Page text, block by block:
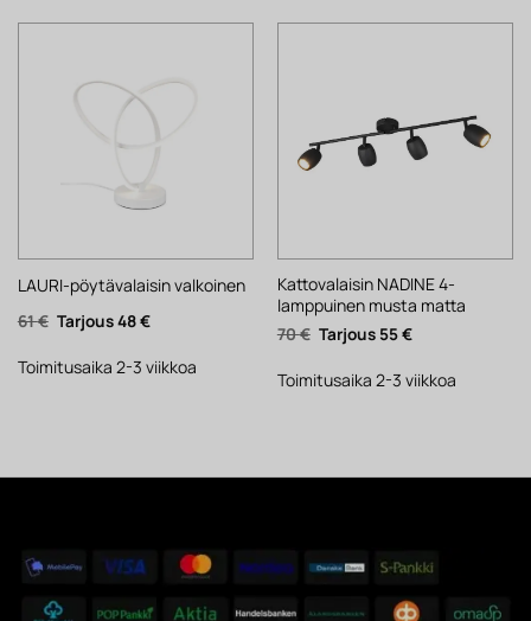
LAURI-pöytävalaisin valkoinen
61€ Alkuperäinen
hinta
61 €.
48€Nykyinen
48 €.
Toimitusaika 2-3 viikkoa
Kattovalaisin NADINE 4-
lamppuinen musta matta
70€ Alkuperäinen
hinta
70 €.
55€Nykyinen
55 €.
Toimitusaika 2-3 viikkoa